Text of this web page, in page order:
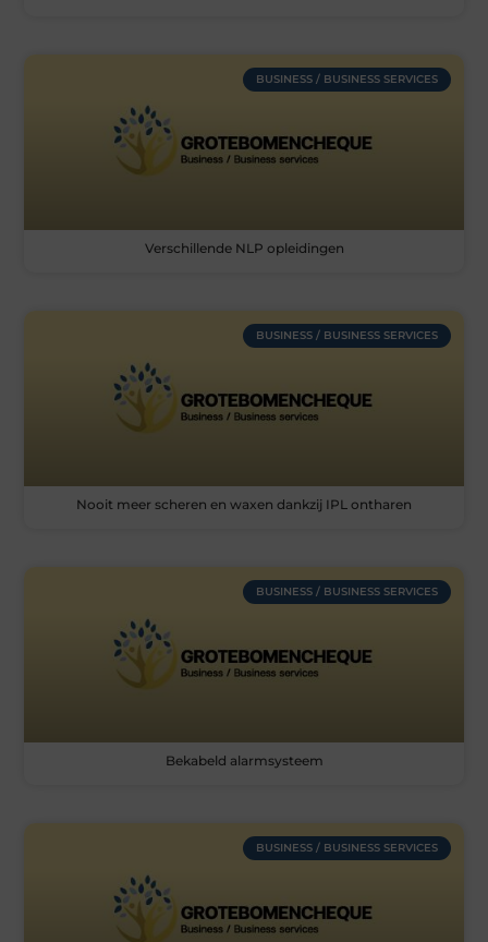
BUSINESS / BUSINESS SERVICES
Verschillende NLP opleidingen
BUSINESS / BUSINESS SERVICES
Nooit meer scheren en waxen dankzij IPL ontharen
BUSINESS / BUSINESS SERVICES
Bekabeld alarmsysteem
BUSINESS / BUSINESS SERVICES